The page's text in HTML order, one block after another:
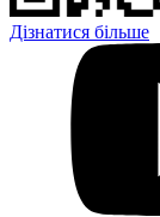
Дізнатися більше